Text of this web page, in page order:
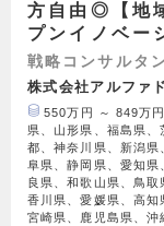
方自由◎【地
プンイノベー
戦略コンサルタ
株式会社アルファ
550万円 ～ 849万円
県、山形県、福島県
都、神奈川県、新潟県
阜県、静岡県、愛知
良県、和歌山県、鳥取
香川県、愛媛県、高知
宮崎県、鹿児島県、沖